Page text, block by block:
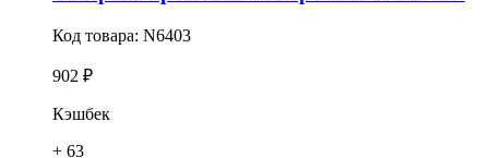
Код товара: N6403
902 ₽
Кэшбек
+ 63